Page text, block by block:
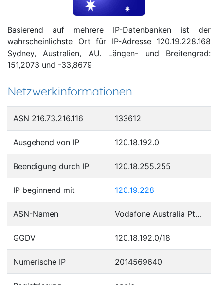
Basierend auf mehrere IP-Datenbanken ist der
wahrscheinlichste Ort für IP-Adresse 120.19.228.168
Sydney, Australien, AU. Längen- und Breitengrad:
151,2073 und -33,8679
Netzwerkinformationen
ASN 216.73.216.116 133612
Ausgehend von IP 120.18.192.0
Beendigung durch IP 120.18.255.255
IP beginnend mit 120.19.228
ASN-Namen Vodafone Australia Pty Ltd
GGDV 120.18.192.0/18
Numerische IP 2014569640